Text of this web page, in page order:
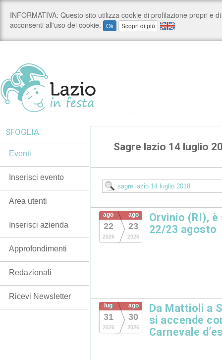
Sagre lazio 14 luglio
ago
22
2026
ago
23
2026
Orvinio (RI),
22/23 agosto
lug
31
2026
ago
30
2026
Da Mattioli a
si accende
Carnevale
SFOGLIA:
Eventi
Inserisci evento
Area utenti
Inserisci azienda
Approfondimenti
Redazionali
Ricevi Newsletter